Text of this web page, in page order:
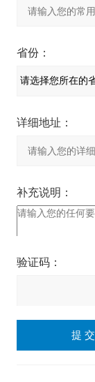
省份：
详细地址：
补充说明：
验证码：